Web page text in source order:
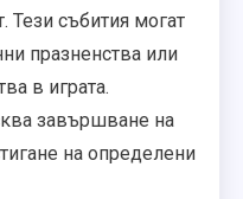
Тези събития могат
празненства или
в играта.
завършване на
на определени